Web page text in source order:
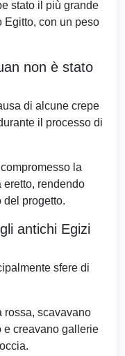
stato il più grande
con un peso
non è stato
di alcune crepe
il processo di
la
rendendo
del progetto.
antichi Egizi
sfere di
rossa, scavavano
creavano gallerie